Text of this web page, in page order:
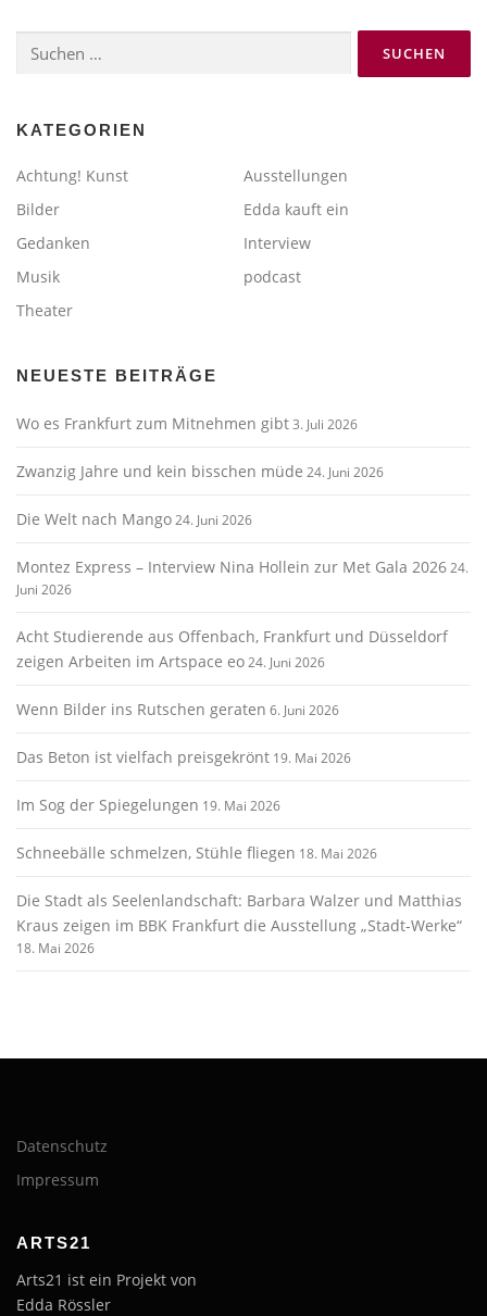
nach:
KATEGORIEN
Achtung! Kunst
Ausstellungen
Bilder
Edda kauft ein
Gedanken
Interview
Musik
podcast
Theater
NEUESTE BEITRÄGE
Wo es Frankfurt zum Mitnehmen gibt3. Juli 2026
Zwanzig Jahre und kein bisschen müde 24. Juni 2026
Die Welt nach Mango24. Juni 2026
Montez Express – Interview Nina Hollein zur Met Gala 202624.
Juni 2026
Acht Studierende aus Offenbach, Frankfurt und Düsseldorf
zeigen Arbeiten im Artspace eo24. Juni 2026
Wenn Bilder ins Rutschen geraten 6. Juni 2026
Das Beton ist vielfach preisgekrönt 19. Mai 2026
Im Sog der Spiegelungen 19. Mai 2026
Schneebälle schmelzen, Stühle fliegen 18. Mai 2026
Die Stadt als Seelenlandschaft: Barbara Walzer und Matthias
Kraus zeigen im BBK Frankfurt die Ausstellung „Stadt-Werke“
18. Mai 2026
Datenschutz
Impressum
ARTS21
Arts21 ist ein Projekt von
Edda Rössler